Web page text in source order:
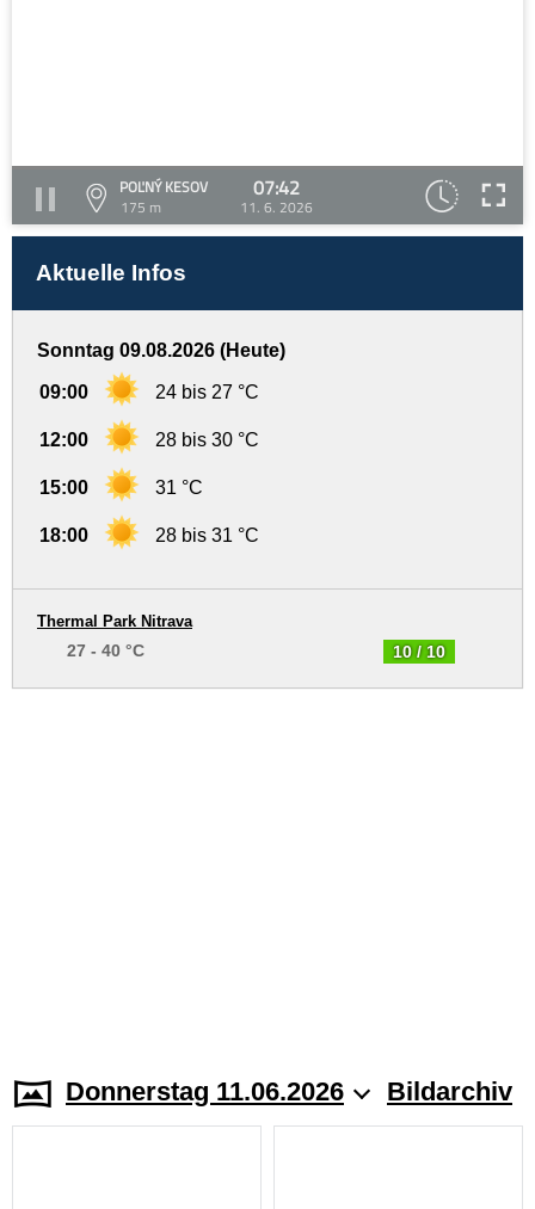
POĽNÝ KESOV
175 m
07:42
11. 6. 2026
Aktuelle Infos
Sonntag 09.08.2026 (Heute)
09:00 24 bis 27 °C
12:00 28 bis 30 °C
15:00 31 °C
18:00 28 bis 31 °C
10 / 10
Thermal Park Nitrava
27 - 40 °C
Donnerstag 11.06.2026 Bildarchiv